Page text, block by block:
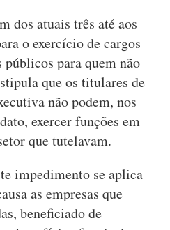
dos atuais três até aos
o exercício de cargos
para quem não
que os titulares de
não podem, nos
exercer funções em
que tutelavam.
impedimento se aplica
as empresas que
beneficiado de